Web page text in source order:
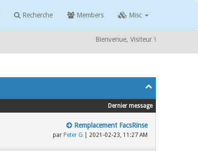
Recherche Members Misc
Bienvenue, Visiteur !
Dernier message
Remplacement FacsRinse
par Peter G | 2021-02-23, 11:27 AM